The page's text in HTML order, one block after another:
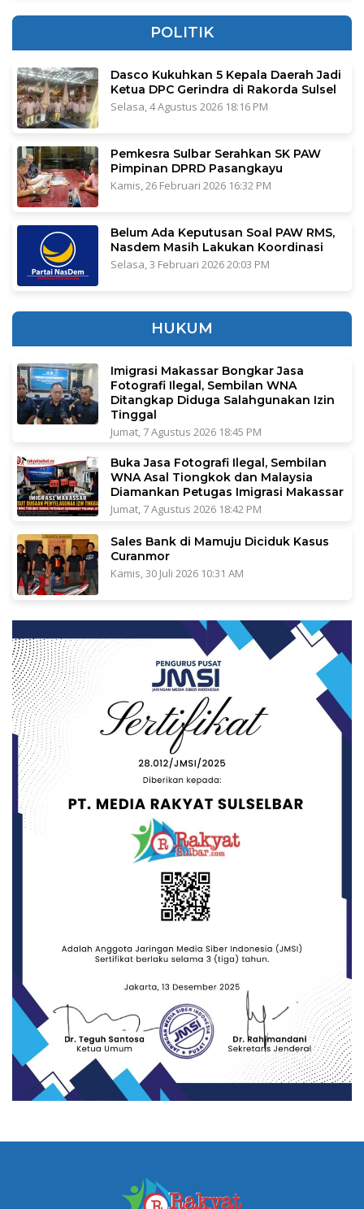
POLITIK
Dasco Kukuhkan 5 Kepala Daerah Jadi
Ketua DPC Gerindra di Rakorda Sulsel
Selasa, 4 Agustus 2026 18:16 PM
Pemkesra Sulbar Serahkan SK PAW
Pimpinan DPRD Pasangkayu
Kamis, 26 Februari 2026 16:32 PM
Belum Ada Keputusan Soal PAW RMS,
Nasdem Masih Lakukan Koordinasi
Selasa, 3 Februari 2026 20:03 PM
HUKUM
Imigrasi Makassar Bongkar Jasa
Fotografi Ilegal, Sembilan WNA
Ditangkap Diduga Salahgunakan Izin
Tinggal
Jumat, 7 Agustus 2026 18:45 PM
Buka Jasa Fotografi Ilegal, Sembilan
WNA Asal Tiongkok dan Malaysia
Diamankan Petugas Imigrasi Makassar
Jumat, 7 Agustus 2026 18:42 PM
Sales Bank di Mamuju Diciduk Kasus
Curanmor
Kamis, 30 Juli 2026 10:31 AM